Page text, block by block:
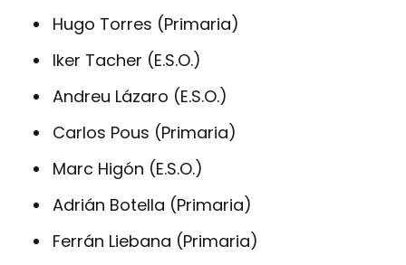
Hugo Torres (Primaria)
Iker Tacher (E.S.O.)
Andreu Lázaro (E.S.O.)
Carlos Pous (Primaria)
Marc Higón (E.S.O.)
Adrián Botella (Primaria)
Ferrán Liebana (Primaria)